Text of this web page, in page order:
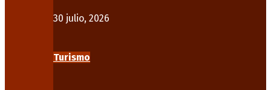
30 julio, 2026
Turismo